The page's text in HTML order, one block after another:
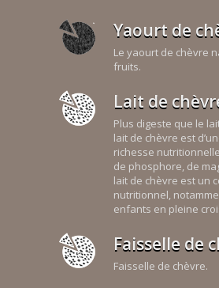
Yaourt de
Le yaourt de chèvre
fruits.
Lait de
Plus digeste que le
lait de chèvre est
richesse
de phosphore, de
lait de chèvre est un
nutritionnel,
enfants en pleine
Faisselle de
Faisselle de chèvre.